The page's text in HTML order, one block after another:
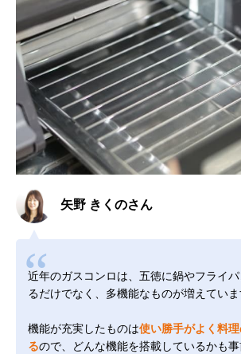
矢野 きくのさん
近年のガスコンロは、五徳に鍋やフライ
るだけでなく、多機能なものが増えていま
機能が充実したものは使い勝手がよく料
るので、どんな機能を搭載しているかも